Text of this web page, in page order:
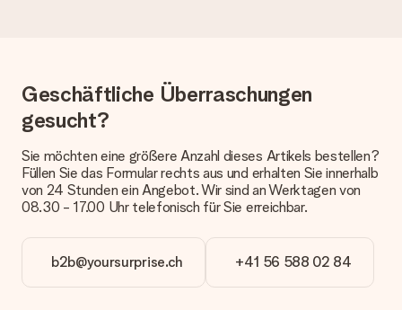
Derzeit können wir (noch) keine verschiedenen Lieferoptionen
anbieten. Das Geschenk, das bestellt wird, wird als Paket oder
Päckchen versendet. Möchtest du wissen, ob es als Paket
Kundenservice.
Zahlung
Wir bieten die folgenden Zahlungsoptionen an: Vorauskasse
mit normaler Überweisung, Sofortüberweisung, Paypal,
Kreditkarte oder auf Rechnung über Klarna. Bei einer
manuellen Überweisung verlängert sich die Lieferzeit des
Geschäftliche Überraschungen
gesucht?
Sie möchten eine größere Anzahl dieses Artikels bestellen?
Füllen Sie das Formular rechts aus und erhalten Sie innerhalb
von 24 Stunden ein Angebot. Wir sind an Werktagen von
08.30 - 17.00 Uhr telefonisch für Sie erreichbar.
b2b@yoursurprise.ch +41 56 588 02 84